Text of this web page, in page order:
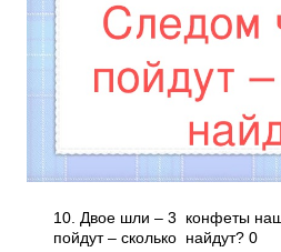
10. Двое шли – 3 конфеты
пойдут – сколько найдут? 0